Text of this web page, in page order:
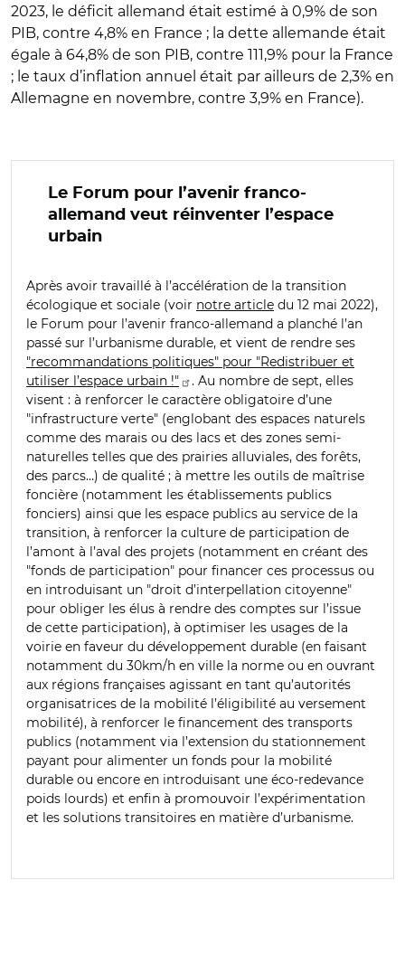
2023, le déficit allemand était estimé à 0,9% de son
PIB, contre 4,8% en France ; la dette allemande était
égale à 64,8% de son PIB, contre 111,9% pour la France
; le taux d’inflation annuel était par ailleurs de 2,3% en
Allemagne en novembre, contre 3,9% en France).
Le Forum pour l’avenir franco-
allemand veut réinventer l’espace
urbain
Après avoir travaillé à l’accélération de la transition
écologique et sociale (voir notre article du 12 mai 2022),
le Forum pour l’avenir franco-allemand a planché l’an
passé sur l’urbanisme durable, et vient de rendre ses
"recommandations politiques" pour "Redistribuer et
utiliser l’espace urbain !"
. Au nombre de sept, elles
visent : à renforcer le caractère obligatoire d’une
"infrastructure verte" (englobant des espaces naturels
comme des marais ou des lacs et des zones semi-
naturelles telles que des prairies alluviales, des forêts,
des parcs…) de qualité ; à mettre les outils de maîtrise
foncière (notamment les établissements publics
fonciers) ainsi que les espace publics au service de la
transition, à renforcer la culture de participation de
l’amont à l’aval des projets (notamment en créant des
"fonds de participation" pour financer ces processus ou
en introduisant un "droit d’interpellation citoyenne"
pour obliger les élus à rendre des comptes sur l’issue
de cette participation), à optimiser les usages de la
voirie en faveur du développement durable (en faisant
notamment du 30km/h en ville la norme ou en ouvrant
aux régions françaises agissant en tant qu’autorités
organisatrices de la mobilité l’éligibilité au versement
mobilité), à renforcer le financement des transports
publics (notamment via l’extension du stationnement
payant pour alimenter un fonds pour la mobilité
durable ou encore en introduisant une éco-redevance
poids lourds) et enfin à promouvoir l’expérimentation
et les solutions transitoires en matière d’urbanisme.